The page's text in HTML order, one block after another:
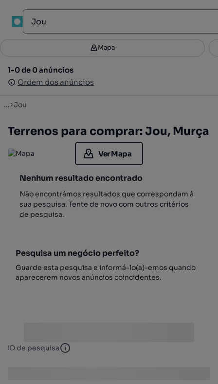
Filtros 2
1-0 de 0 anúncios
Ordem dos anúncios
Mapa
1-0 de 0 anúncios
Ordem dos anúncios
... Jou
Terrenos para comprar: Jou, Murça
Ver Mapa
Nenhum resultado encontrado
Não encontrámos resultados que correspondam à
sua pesquisa. Tente de novo com outros critérios
de pesquisa.
Pesquisa um negócio perfeito?
Guarde esta pesquisa e informá-lo(a)-emos quando
aparecerem novos anúncios coincidentes.
ID de pesquisa ID de pesquisa